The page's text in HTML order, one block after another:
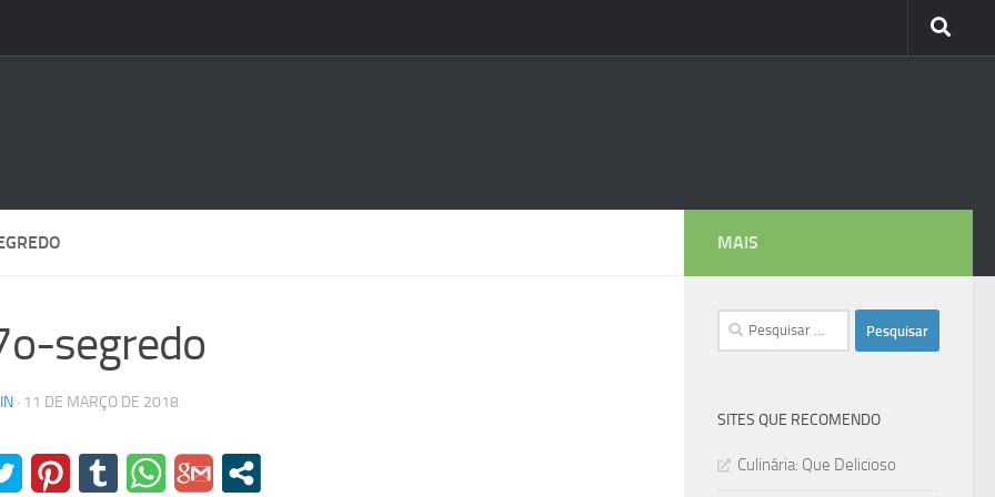
segredo
· 11 DE MARÇO DE 2018
MAIS
Pesquisar
por:
SITES QUE RECOMENDO
Culinária: Que Delicioso